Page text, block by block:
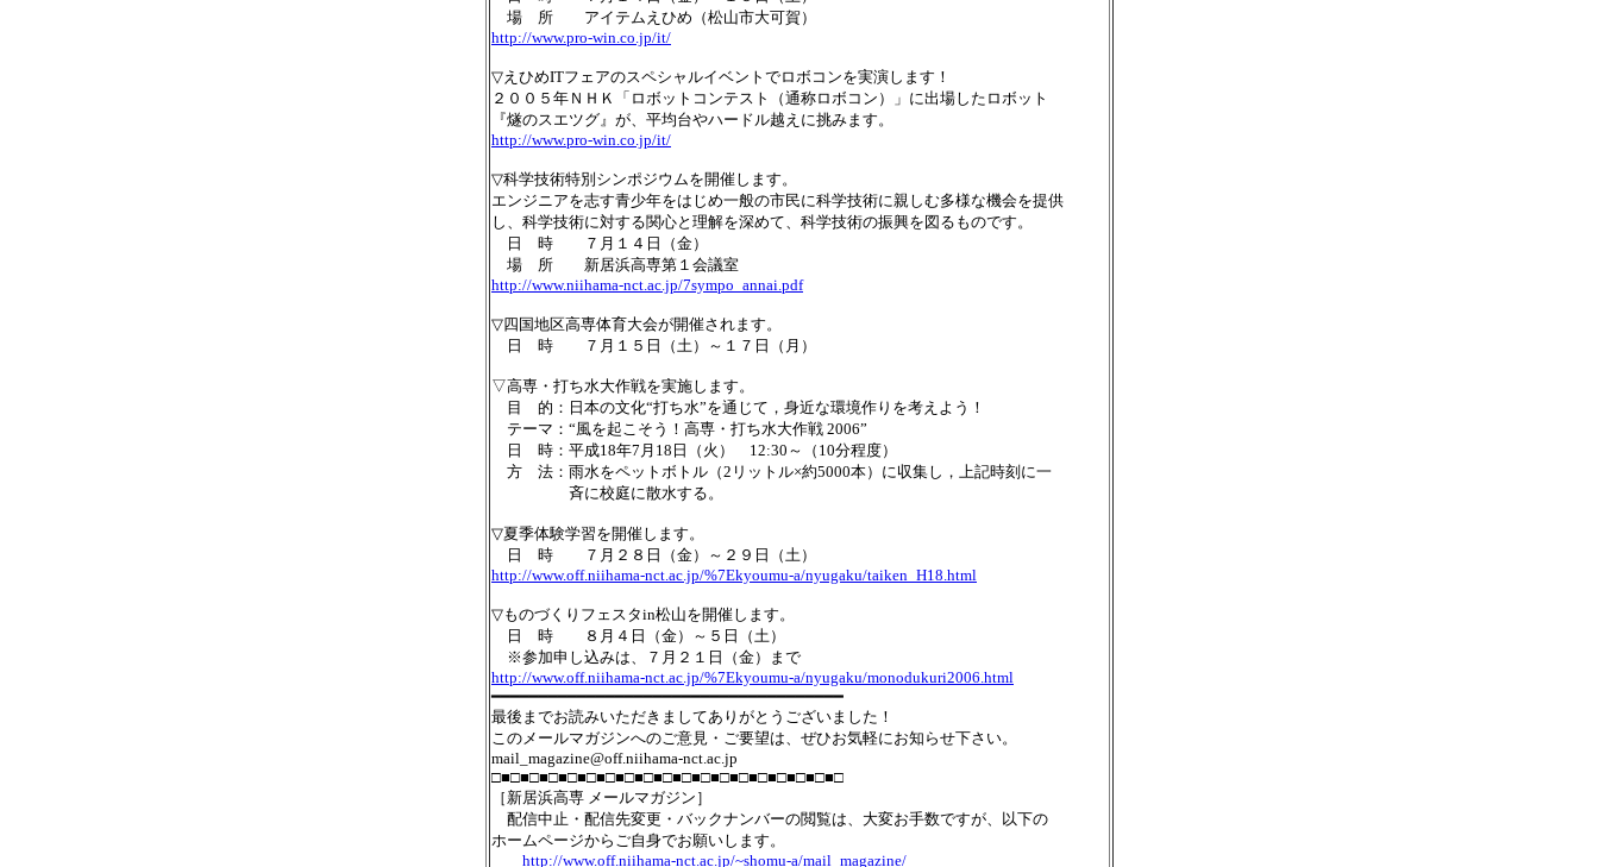
場 所 アイテムえひめ（松山市大可賀）
http://www.pro-win.co.jp/it/
▽えひめITフェアのスペシャルイベントでロボコンを実演します！
２００５年ＮＨＫ「ロボットコンテスト（通称ロボコン）」に出場したロボット
『燧のスエツグ』が、平均台やハードル越えに挑みます。
http://www.pro-win.co.jp/it/
▽科学技術特別シンポジウムを開催します。
エンジニアを志す青少年をはじめ一般の市民に科学技術に親しむ多様な機会を提供
し、科学技術に対する関心と理解を深めて、科学技術の振興を図るものです。
日 時 ７月１４日（金）
場 所 新居浜高専第１会議室
http://www.niihama-nct.ac.jp/7sympo_annai.pdf
▽四国地区高専体育大会が開催されます。
日 時 ７月１５日（土）～１７日（月）
▽高専・打ち水大作戦を実施します。
目 的：日本の文化“打ち水”を通じて，身近な環境作りを考えよう！
テーマ：“風を起こそう！高専・打ち水大作戦 2006”
日 時：平成18年7月18日（火） 12:30～（10分程度）
方 法：雨水をペットボトル（2リットル×約5000本）に収集し，上記時刻に一
斉に校庭に散水する。
▽夏季体験学習を開催します。
日 時 ７月２８日（金）～２９日（土）
http://www.off.niihama-nct.ac.jp/%7Ekyoumu-a/nyugaku/taiken_H18.html
▽ものづくりフェスタin松山を開催します。
日 時 ８月４日（金）～５日（土）
※参加申し込みは、７月２１日（金）まで
http://www.off.niihama-nct.ac.jp/%7Ekyoumu-a/nyugaku/monodukuri2006.html
━━━━━━━━━━━━━━━━━━━━━━━━━━━━━━━━━━━━━
最後までお読みいただきましてありがとうございました！
このメールマガジンへのご意見・ご要望は、ぜひお気軽にお知らせ下さい。
mail_magazine@off.niihama-nct.ac.jp
□■□■□■□■□■□■□■□■□■□■□■□■□■□■□■□■□■□■□
［新居浜高専 メールマガジン］
配信中止・配信先変更・バックナンバーの閲覧は、大変お手数ですが、以下の
ホームページからご自身でお願いします。
http://www.off.niihama-nct.ac.jp/~shomu-a/mail_magazine/